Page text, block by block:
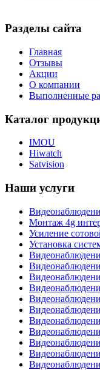
Разделы сайта
Главная
Отзывы
Акции
О компании
Выполненные
Каталог
IMOU
Hiwatch
Satvision
Наши услуги
Монтаж 4g
Усиление
Установка